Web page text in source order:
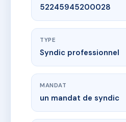
52245945200028
TYPE
Syndic professionnel
MANDAT
un mandat de syndic